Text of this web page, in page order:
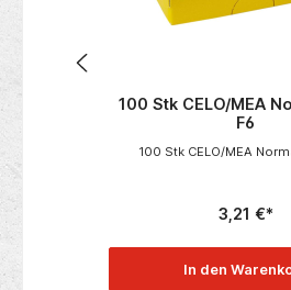
100 Stk CELO/MEA Normaldübel
100 Stk CELO/MEA Normaldübel F6
In den Warenkorb